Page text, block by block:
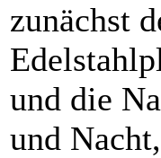
zunächst
und die
und